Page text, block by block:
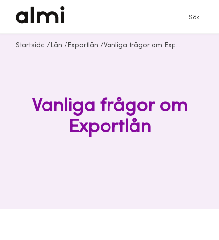
Sök
Startsida / Lån / Exportlån / Vanliga frågor om Exportlån från Almi
Vanliga frågor om
Exportlån